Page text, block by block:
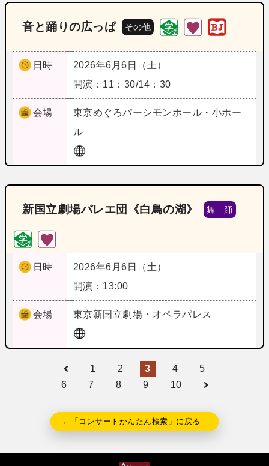
音と踊りの広っぱ その他
日時
2026年6月6日（土）
開演：11：30/14：30
会場 東京めぐろパーシモンホール・小ホー
ル
新国立劇場バレエ団《白鳥の湖》 舞 踊
日時
2026年6月6日（土）
開演：13:00
会場 東京新国立劇場・オペラパレス
1 2 3 4
5
6
7 8 9 10
←「コンサートかんたん検索」に戻る